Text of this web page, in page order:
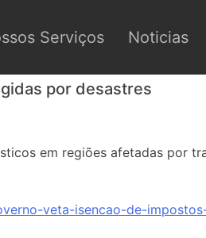
Serviços Noticias
por desastres
em regiões afetadas por
veta-isencao-de-